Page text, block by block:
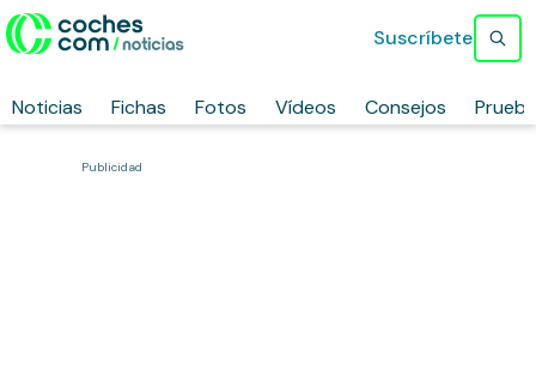
Noticias Fichas Fotos Vídeos Consejos
Suscríbete
Publicidad